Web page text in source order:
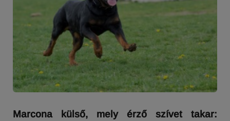
Marcona külső, mely érző szívet takar: